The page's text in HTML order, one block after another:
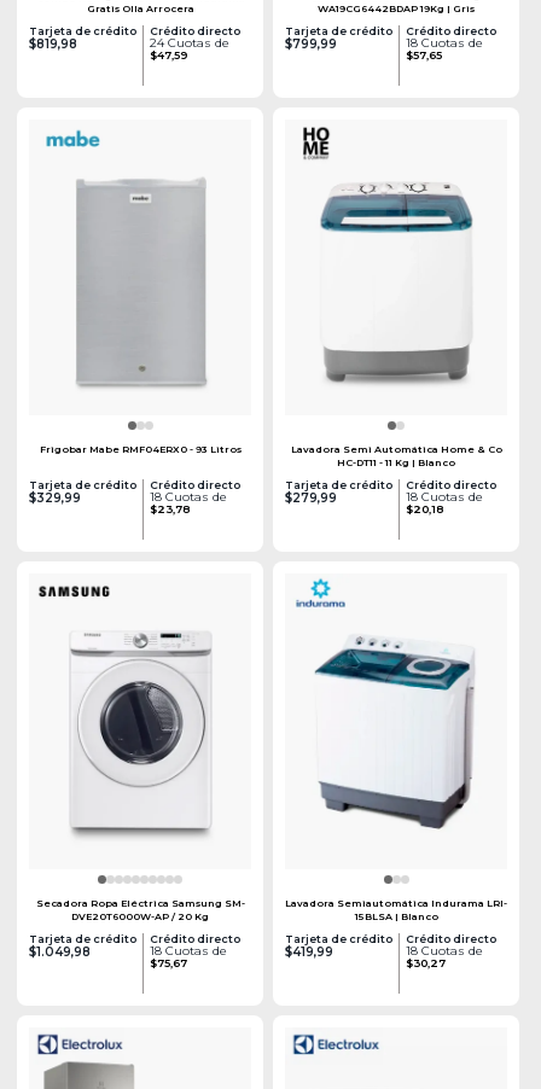
Gratis Olla Arrocera
Tarjeta de crédito
$819,98
Crédito directo
24 Cuotas de
$47,59
WA19CG6442BDAP 19Kg | Gris
Tarjeta de crédito
$799,99
Crédito directo
18 Cuotas de
$57,65
Frigobar Mabe RMF04ERX0 - 93 Litros
Tarjeta de crédito
$329,99
Crédito directo
18 Cuotas de
$23,78
Lavadora Semi Automática Home & Co
HC-DT11 - 11 Kg | Blanco
Tarjeta de crédito
$279,99
Crédito directo
18 Cuotas de
$20,18
Secadora Ropa Eléctrica Samsung SM-
DVE20T6000W-AP / 20 Kg
Tarjeta de crédito
$1.049,98
Crédito directo
18 Cuotas de
$75,67
Lavadora Semiautomática Indurama LRI-
15BLSA | Blanco
Tarjeta de crédito
$419,99
Crédito directo
18 Cuotas de
$30,27